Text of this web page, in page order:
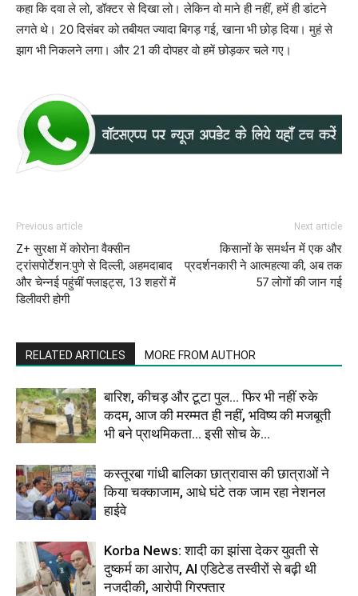
कहा कि दवा ले लो, डॉक्टर से दिखा लो। लेकिन वो माने ही नहीं, हमें ही डांटने
लगते थे। 20 दिसंबर को तबीयत ज्यादा बिगड़ गई, खाना भी छोड़ दिया। मुहं से
झाग भी निकलने लगा। और 21 की दोपहर वो हमें छोड़कर चले गए।
Previous article
Z+ सुरक्षा में कोरोना वैक्सीन
ट्रांसपोर्टेशन:पुणे से दिल्ली, अहमदाबाद
और चेन्नई पहुंचीं फ्लाइट्स, 13 शहरों में
डिलीवरी होगी
Next article
किसानों के समर्थन में एक और
प्रदर्शनकारी ने आत्महत्या की, अब तक
57 लोगों की जान गई
RELATED ARTICLES MORE FROM AUTHOR
बारिश, कीचड़ और टूटा पुल… फिर भी नहीं रुके
कदम, आज की मरम्मत ही नहीं, भविष्य की मजबूती
भी बने प्राथमिकता… इसी सोच के...
कस्तूरबा गांधी बालिका छात्रावास की छात्राओं ने
किया चक्काजाम, आधे घंटे तक जाम रहा नेशनल
हाईवे
Korba News: शादी का झांसा देकर युवती से
दुष्कर्म का आरोप, AI एडिटेड तस्वीरों से बढ़ी थी
नजदीकी, आरोपी गिरफ्तार